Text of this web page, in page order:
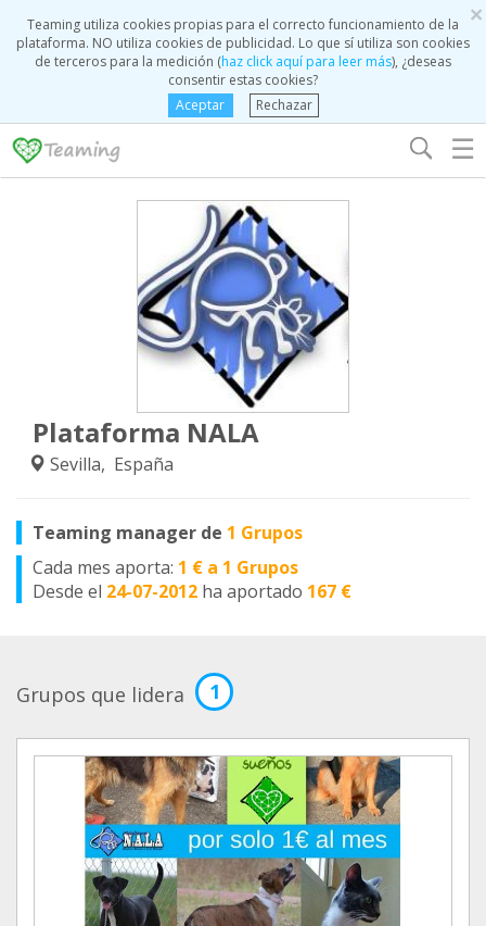
×
Teaming utiliza cookies propias para el correcto funcionamiento de la
plataforma. NO utiliza cookies de publicidad. Lo que sí utiliza son cookies
de terceros para la medición (haz click aquí para leer más), ¿deseas
consentir estas cookies?
Aceptar
Rechazar
☰
Plataforma NALA
Sevilla, España
Teaming manager de 1 Grupos
Cada mes aporta: 1 € a 1 Grupos
Desde el 24-07-2012 ha aportado 167 €
Grupos que lidera 1